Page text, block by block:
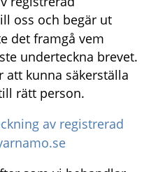
oss och begär ut
det framgå vem
underteckna brevet.
kunna säkerställa
rätt person.
av registrerad